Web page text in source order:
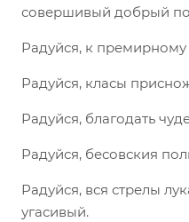
совершивый добрый
Радуйся, к
Радуйся, класы
Радуйся, благодать
Радуйся, бесовския
Радуйся, вся стрелы
угасивый.